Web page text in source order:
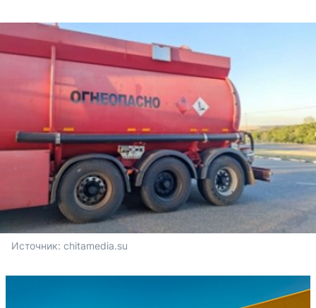
Источник: chitamedia.su